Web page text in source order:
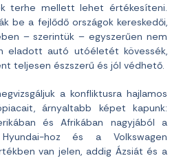
terhe mellett lehet értékesíteni.
be a fejlődő országok kereskedői,
– szerintük – egyszerűen nem
eladott autó utóéletét kövessék,
teljesen észszerű és jól védhető.
a konfliktusra hajlamos
árnyaltabb képet kapunk:
és Afrikában nagyjából a
Hyundai-hoz és a Volkswagen
van jelen, addig Ázsiát és a